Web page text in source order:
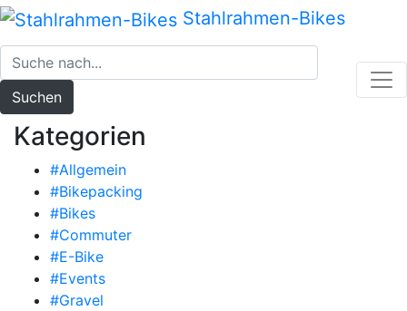
Zum
Inhalt
springen
Stahlrahmen-Bikes
Suchen
Kategorien
#Allgemein
#Bikepacking
#Bikes
#Commuter
#E-Bike
#Events
#Gravel